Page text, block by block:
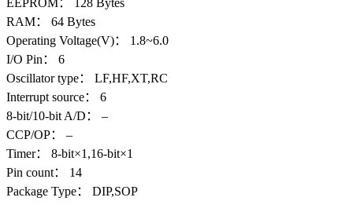
EEPROM： 128 Bytes
RAM： 64 Bytes
Operating Voltage(V)： 1.8~6.0
I/O Pin： 6
Oscillator type： LF,HF,XT,RC
Interrupt source： 6
8-bit/10-bit A/D： –
CCP/OP： –
Timer： 8-bit×1,16-bit×1
Pin count： 14
Package Type： DIP,SOP